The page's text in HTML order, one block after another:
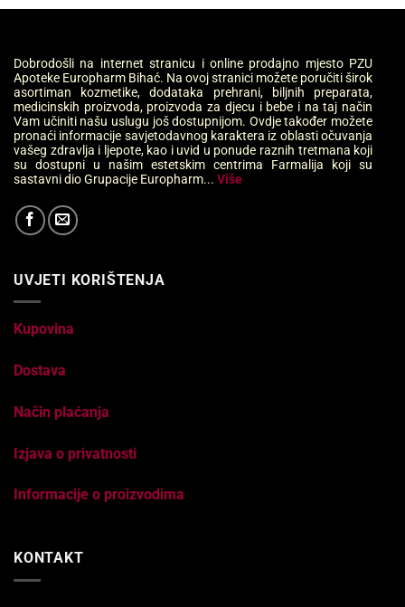
Dobrodošli na internet stranicu i online prodajno mjesto PZU
Apoteke Europharm Bihać. Na ovoj stranici možete poručiti širok
asortiman kozmetike, dodataka prehrani, biljnih preparata,
medicinskih proizvoda, proizvoda za djecu i bebe i na taj način
Vam učiniti našu uslugu još dostupnijom. Ovdje također možete
pronaći informacije savjetodavnog karaktera iz oblasti očuvanja
vašeg zdravlja i ljepote, kao i uvid u ponude raznih tretmana koji
su dostupni u našim estetskim centrima Farmalija koji su
sastavni dio Grupacije Europharm... Više
UVJETI KORIŠTENJA
Kupovina
Dostava
Način plaćanja
Izjava o privatnosti
Informacije o proizvodima
KONTAKT